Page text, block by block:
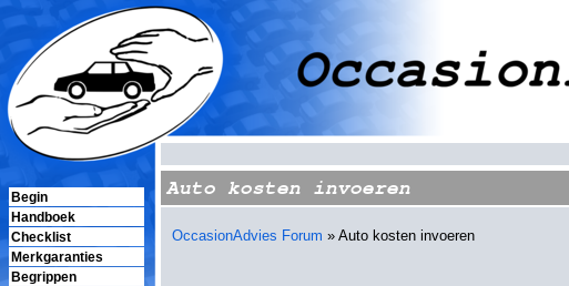
Begin
Handboek
Checklist
Merkgaranties
Begrippen
Auto kosten invoeren
OccasionAdvies Forum » Auto kosten invoeren